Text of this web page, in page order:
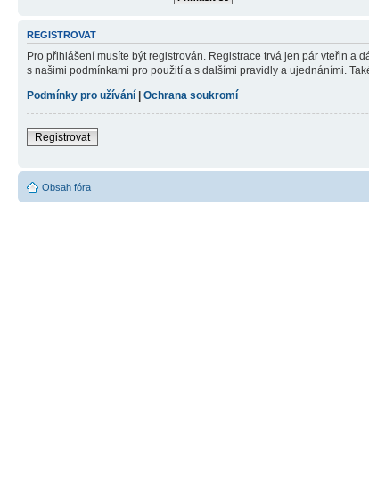
REGISTROVAT
Pro přihlášení musíte být registrován. Registrace trvá jen pár vteřin a
s našimi podmínkami pro použití a s dalšími pravidly a ujednáními.
Podmínky pro užívání | Ochrana soukromí
Registrovat
Obsah fóra